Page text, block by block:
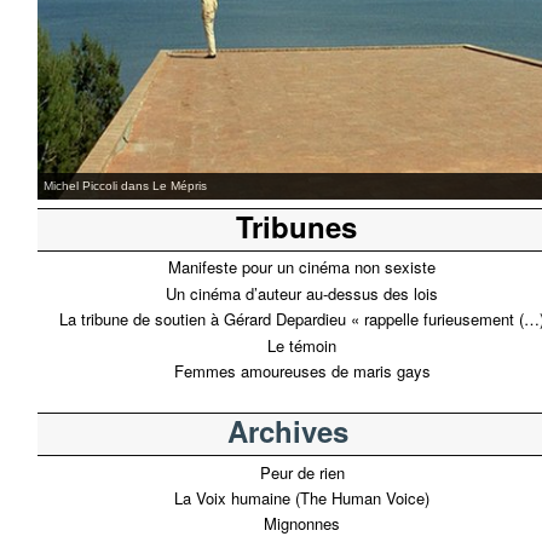
37°2 le matin
Tribunes
Manifeste pour un cinéma non sexiste
Un cinéma d’auteur au-dessus des lois
La tribune de soutien à Gérard Depardieu « rappelle furieusement
Le témoin
Femmes amoureuses de maris gays
Archives
Peur de rien
La Voix humaine (The Human Voice)
Mignonnes